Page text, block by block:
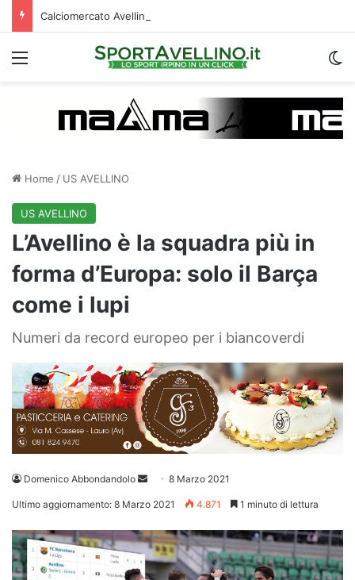
Menu
Home / US AVELLINO
US AVELLINO
L’Avellino è la squadra più in
forma d’Europa: solo il Barça
come i lupi
Numeri da record europeo per i biancoverdi
Domenico Abbondandolo
Invia 8 Marzo 2021
Ultimo aggiornamento: 8 Marzo 2021 4.871 1 minuto di lettura